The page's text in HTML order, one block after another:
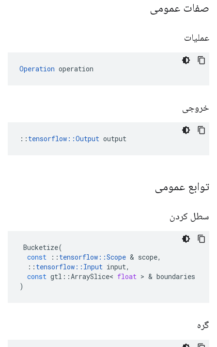
صفات عمومی
عملیات
Operation operation
خروجی
:: tensorflow::Output output
توابع عمومی
سطل کردن
Bucketize(
const
:: tensorflow ::Scope & scope,
:: tensorflow :: Input input,
const gtl ::ArraySlice< float > & boundaries
)
گره